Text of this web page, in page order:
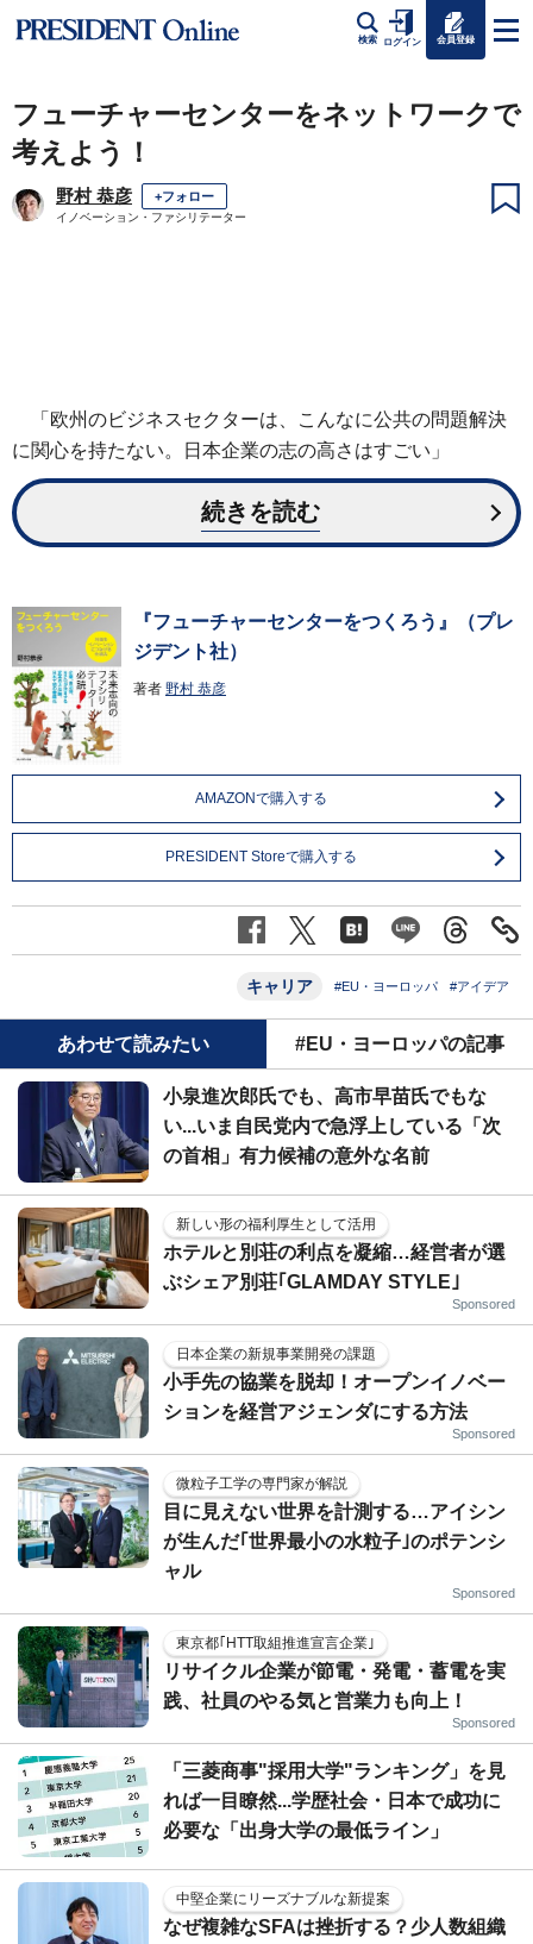
検索 ログイン 会員登録
フューチャーセンターをネットワークで
考えよう！
野村 恭彦 +フォロー
イノベーション・ファシリテーター
「欧州のビジネスセクターは、こんなに公共の問題解決
に関心を持たない。日本企業の志の高さはすごい」
続きを読む
『フューチャーセンターをつくろう』（プレ
ジデント社）
著者 野村 恭彦
AMAZONで購入する
PRESIDENT Storeで購入する
キャリア #EU・ヨーロッパ #アイデア
あわせて読みたい #EU・ヨーロッパの記事
小泉進次郎氏でも、高市早苗氏でもな
い...いま自民党内で急浮上している「次
の首相」有力候補の意外な名前
新しい形の福利厚生として活用
ホテルと別荘の利点を凝縮…経営者が選
ぶシェア別荘｢GLAMDAY STYLE｣
Sponsored
日本企業の新規事業開発の課題
小手先の協業を脱却！オープンイノベー
ションを経営アジェンダにする方法
Sponsored
微粒子工学の専門家が解説
目に見えない世界を計測する…アイシン
が生んだ｢世界最小の水粒子｣のポテンシ
ャル
Sponsored
東京都｢HTT取組推進宣言企業｣
リサイクル企業が節電・発電・蓄電を実
践、社員のやる気と営業力も向上！
Sponsored
「三菱商事"採用大学"ランキング」を見
れば一目瞭然...学歴社会・日本で成功に
必要な「出身大学の最低ライン」
中堅企業にリーズナブルな新提案
なぜ複雑なSFAは挫折する？少人数組織